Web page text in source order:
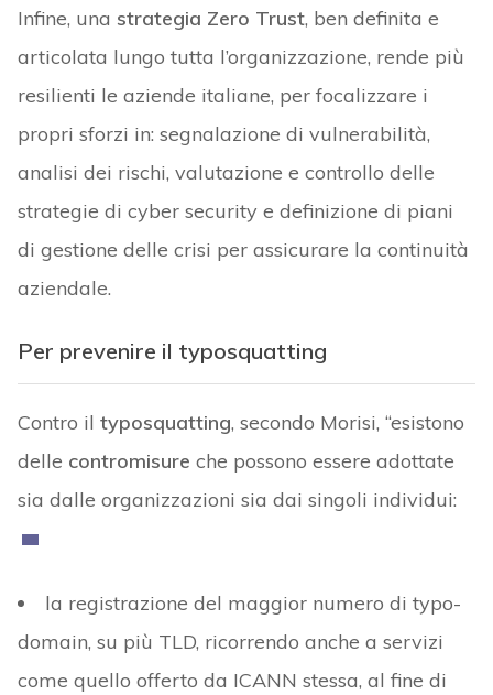
Infine, una strategia Zero Trust, ben definita e
articolata lungo tutta l’organizzazione, rende più
resilienti le aziende italiane, per focalizzare i
propri sforzi in: segnalazione di vulnerabilità,
analisi dei rischi, valutazione e controllo delle
strategie di cyber security e definizione di piani
di gestione delle crisi per assicurare la continuità
aziendale.
Per prevenire il typosquatting
Contro il typosquatting, secondo Morisi, “esistono
delle contromisure che possono essere adottate
sia dalle organizzazioni sia dai singoli individui:
la registrazione del maggior numero di typo-
domain, su più TLD, ricorrendo anche a servizi
come quello offerto da ICANN stessa, al fine di